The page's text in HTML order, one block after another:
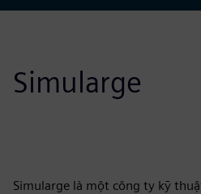
Simularge
Simularge là một công ty kỹ